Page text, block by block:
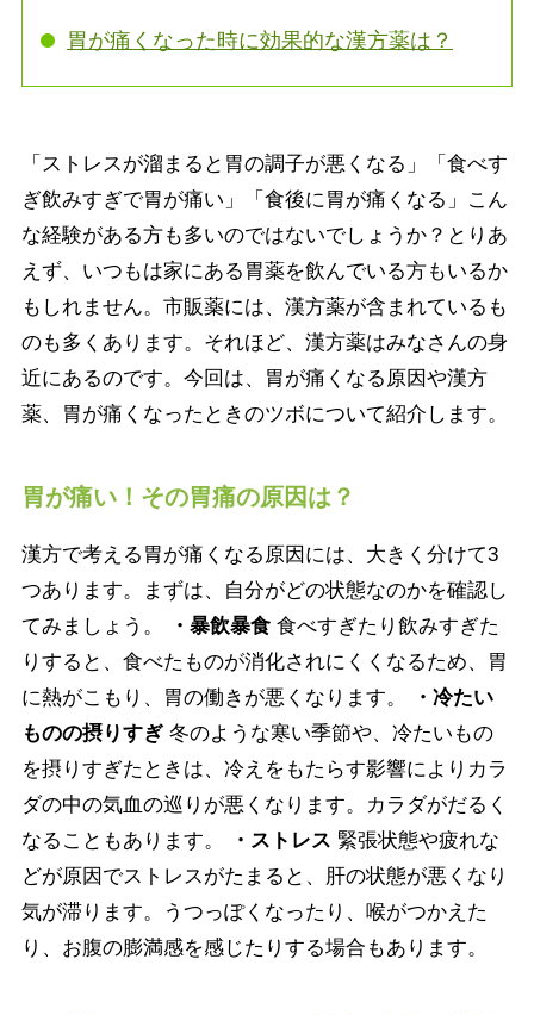
胃が痛くなった時に効果的な漢方薬は？
「ストレスが溜まると胃の調子が悪くなる」「食べす
ぎ飲みすぎで胃が痛い」「食後に胃が痛くなる」こん
な経験がある方も多いのではないでしょうか？とりあ
えず、いつもは家にある胃薬を飲んでいる方もいるか
もしれません。市販薬には、漢方薬が含まれているも
のも多くあります。それほど、漢方薬はみなさんの身
近にあるのです。今回は、胃が痛くなる原因や漢方
薬、胃が痛くなったときのツボについて紹介します。
胃が痛い！その胃痛の原因は？
漢方で考える胃が痛くなる原因には、大きく分けて3
つあります。まずは、自分がどの状態なのかを確認し
てみましょう。
・暴飲暴食食べすぎたり飲みすぎた
りすると、食べたものが消化されにくくなるため、胃
に熱がこもり、胃の働きが悪くなります。
・冷たい
ものの摂りすぎ冬のような寒い季節や、冷たいもの
を摂りすぎたときは、冷えをもたらす影響によりカラ
ダの中の気血の巡りが悪くなります。カラダがだるく
なることもあります。
・ストレス 緊張状態や疲れな
どが原因でストレスがたまると、肝の状態が悪くなり
気が滞ります。うつっぽくなったり、喉がつかえた
り、お腹の膨満感を感じたりする場合もあります。